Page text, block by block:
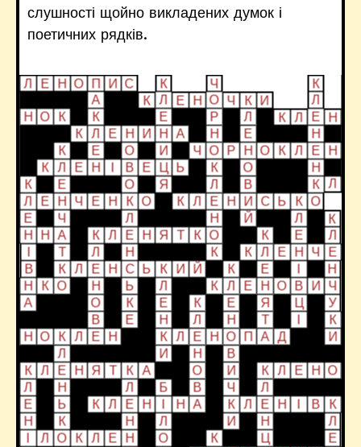
слушності щойно викладених думок і
поетичних рядків.